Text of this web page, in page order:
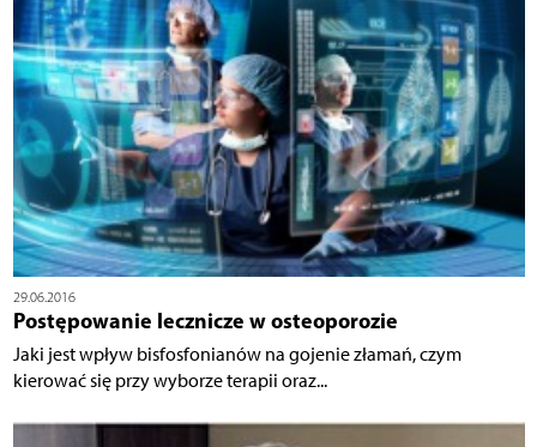
29.06.2016
Postępowanie lecznicze w osteoporozie
Jaki jest wpływ bisfosfonianów na gojenie złamań, czym
kierować się przy wyborze terapii oraz...